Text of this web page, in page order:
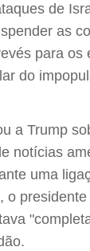
de
as
para os
do
a Trump
notícias
uma
o